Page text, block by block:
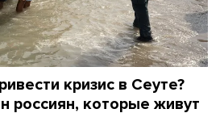
кризис в Сеуте?
россиян, которые живут